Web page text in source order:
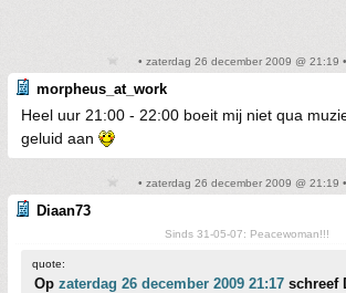
• zaterdag 26 december 2009 @ 21:19
morpheus_at_work
Heel uur 21:00 - 22:00 boeit mij niet qua
geluid aan
• zaterdag 26 december 2009 @ 21:19
Diaan73
Sinds 31-05-07: Peacewoman!!!
quote:
Op zaterdag 26 december 2009 21:17 schreef